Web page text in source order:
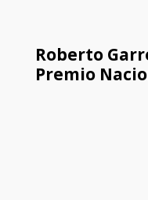
Roberto
Premio